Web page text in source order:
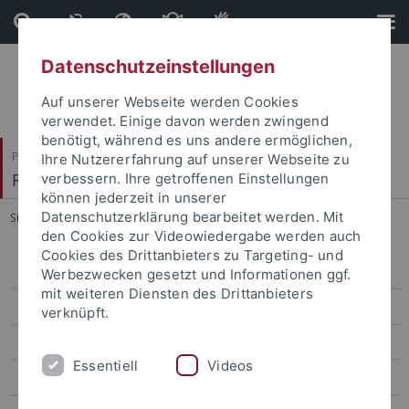
Direkt
zum
Inhalt
Direkt
zur
Fußleiste
Philosophische Fakultät
Romanisches Seminar
Sie sind hier: Startseite ... Akademischer Werdegang
Akademischer Werdegang
Lehre
Publikationen, Tagungen, Vorträge
Datenschutzeinstellungen
Auf unserer Webseite werden Cookies
verwendet. Einige davon werden zwingend
benötigt, während es uns andere ermöglichen,
Ihre Nutzererfahrung auf unserer Webseite zu
verbessern. Ihre getroffenen Einstellungen
können jederzeit in unserer
Datenschutzerklärung bearbeitet werden. Mit
den Cookies zur Videowiedergabe werden auch
Cookies des Drittanbieters zu Targeting- und
Werbezwecken gesetzt und Informationen ggf.
mit weiteren Diensten des Drittanbieters
verknüpft.
Essentiell Videos